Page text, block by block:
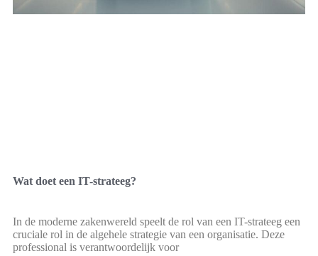
Wat doet een IT-strateeg?
In de moderne zakenwereld speelt de rol van een IT-strateeg een
cruciale rol in de algehele strategie van een organisatie. Deze
professional is verantwoordelijk voor